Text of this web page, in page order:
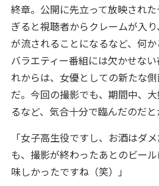
終章。公開に先立って放映され
ぎると視聴者からクレームが入
が流されることになるなど、何
バラエティー番組には欠かせな
れからは、女優としての新たな
だ。今回の撮影でも、期間中、
るなど、気合十分で臨んだのだと
「女子高生役ですし、お酒はダ
も、撮影が終わったあとのビー
味しかったですね（笑）」